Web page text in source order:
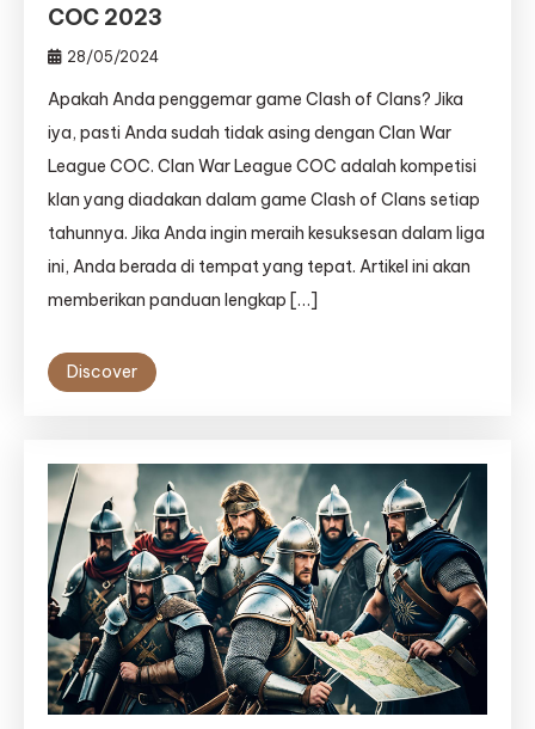
COC 2023
28/05/2024
Apakah Anda penggemar game Clash of Clans? Jika
iya, pasti Anda sudah tidak asing dengan Clan War
League COC. Clan War League COC adalah kompetisi
klan yang diadakan dalam game Clash of Clans setiap
tahunnya. Jika Anda ingin meraih kesuksesan dalam liga
ini, Anda berada di tempat yang tepat. Artikel ini akan
memberikan panduan lengkap […]
Discover